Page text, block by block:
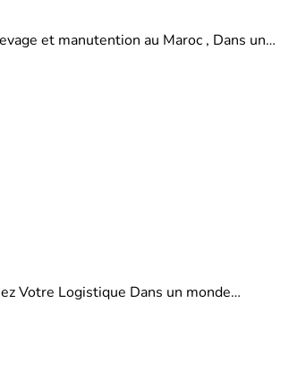
et manutention au Maroc , Dans un…
Votre Logistique Dans un monde…